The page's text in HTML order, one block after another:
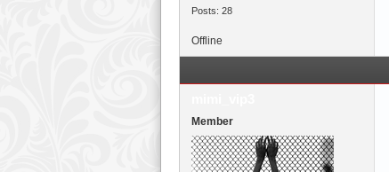
Posts: 28
Offline
Member